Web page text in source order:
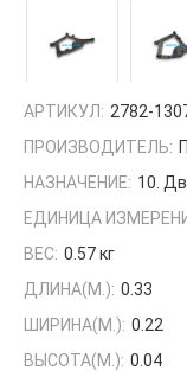
АРТИКУЛ: 2782-
ПРОИЗВОДИТЕЛЬ:
НАЗНАЧЕНИЕ: 10.
ЕДИНИЦА
ВЕС: 0.57 кг
ДЛИНА(М.): 0.33
ШИРИНА(М.): 0.22
ВЫСОТА(М.): 0.04